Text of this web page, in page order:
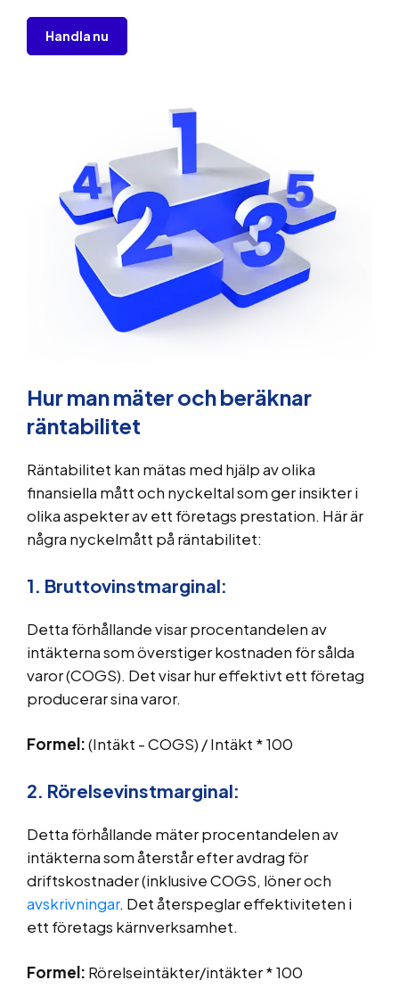
Handla nu
Hur man mäter och beräknar
räntabilitet
Räntabilitet kan mätas med hjälp av olika
finansiella mått och nyckeltal som ger insikter i
olika aspekter av ett företags prestation. Här är
några nyckelmått på räntabilitet:
1. Bruttovinstmarginal:
Detta förhållande visar procentandelen av
intäkterna som överstiger kostnaden för sålda
varor (COGS). Det visar hur effektivt ett företag
producerar sina varor.
Formel:(Intäkt - COGS) / Intäkt * 100
2. Rörelsevinstmarginal:
Detta förhållande mäter procentandelen av
intäkterna som återstår efter avdrag för
driftskostnader (inklusive COGS, löner och
avskrivningar. Det återspeglar effektiviteten i
ett företags kärnverksamhet.
Formel: Rörelseintäkter/intäkter * 100